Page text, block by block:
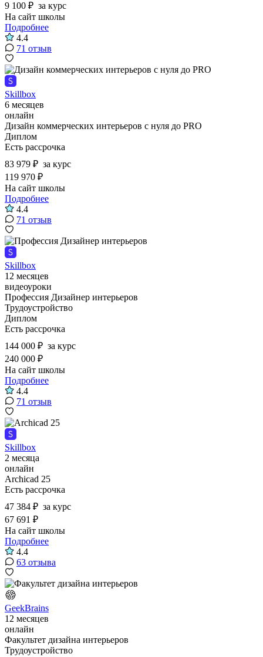
9 100 ₽ за курс
На сайт школы
Подробнее
4.4
71 отзыв
Skillbox
6 месяцев
онлайн
Дизайн коммерческих интерьеров с нуля до PRO
Диплом
Есть рассрочка
83 979 ₽ за курс
119 970 ₽
На сайт школы
Подробнее
4.4
71 отзыв
Skillbox
12 месяцев
видеоуроки
Профессия Дизайнер интерьеров
Трудоустройство
Диплом
Есть рассрочка
144 000 ₽ за курс
240 000 ₽
На сайт школы
Подробнее
4.4
71 отзыв
Skillbox
2 месяца
онлайн
Archicad 25
Есть рассрочка
47 384 ₽ за курс
67 691 ₽
На сайт школы
Подробнее
4.4
63 отзыва
GeekBrains
12 месяцев
онлайн
Факультет дизайна интерьеров
Трудоустройство